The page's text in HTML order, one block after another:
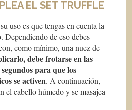
EL SET TRUFFLE
uso es que tengas en cuenta la
Dependiendo de eso debes
como mínimo, una nuez de
debe frotarse en las
para que los
se activen. A continuación,
el cabello húmedo y se masajea